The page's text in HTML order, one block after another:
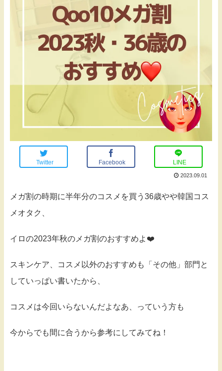
Twitter Facebook LINE
2023.09.01
メガ割の時期に半年分のコスメを買う36歳やや韓国コス
メオタク、
イロの2023年秋のメガ割のおすすめよ❤️
スキンケア、コスメ以外のおすすめも「その他」部門と
していっぱい書いたから、
コスメは今回いらないんだよなあ、っていう方も
今からでも間に合うから参考にしてみてね！